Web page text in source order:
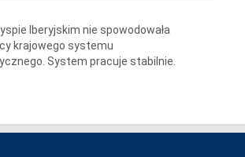
Iberyjskim nie spowodowała
krajowego systemu
System pracuje stabilnie.